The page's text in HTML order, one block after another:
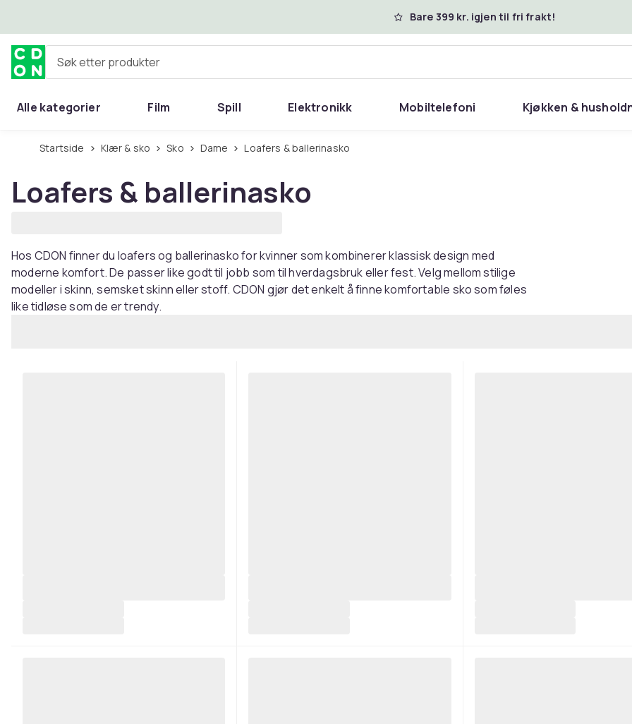
Bare 399 kr. igjen til fri frakt!
Søk etter produkter
Alle kategorier Film Spill Elektronikk Mobiltelefoni Kjøkken &
Startside Klær & sko Sko Dame Loafers & ballerinasko
Loafers & ballerinasko
Hos CDON finner du loafers og ballerinasko for kvinner som kombinerer klassisk design med
moderne komfort. De passer like godt til jobb som til hverdagsbruk eller fest. Velg mellom stilige
modeller i skinn, semsket skinn eller stoff. CDON gjør det enkelt å finne komfortable sko som føles
like tidløse som de er trendy.